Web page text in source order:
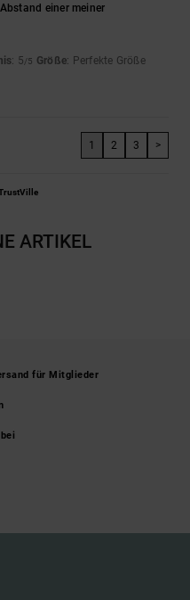
einer meiner
: 5/5 Größe: Perfekte Größe
1 2 3 >
ARTIKEL
für Mitglieder